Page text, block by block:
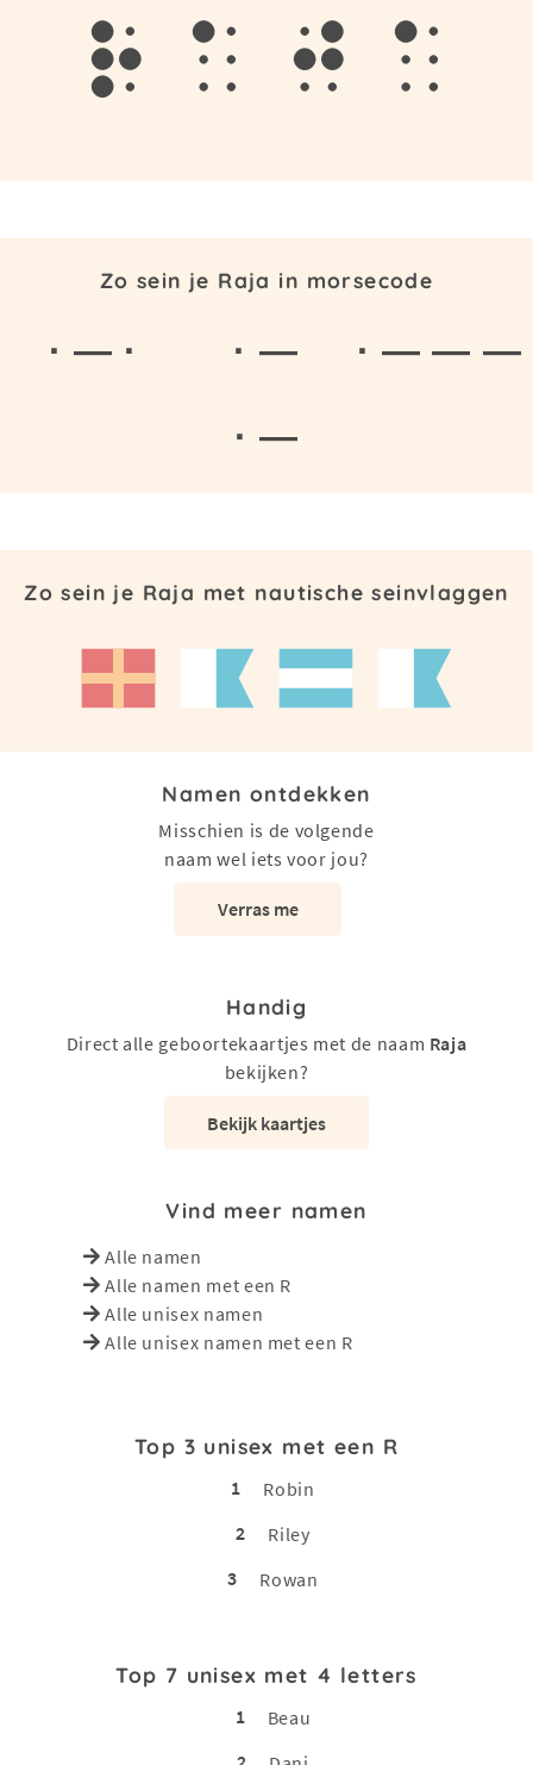
r a j a
Zo sein je Raja in morsecode
· — · · —
· — — —
· —
Zo sein je Raja met nautische seinvlaggen
Namen ontdekken
Misschien is de volgende
naam wel iets voor jou?
Verras me
Handig
Direct alle geboortekaartjes met de naam Raja
bekijken?
Bekijk kaartjes
Vind meer namen
Alle namen
Alle namen met een R
Alle unisex namen
Alle unisex namen met een R
Top 3 unisex met een R
1
Robin
2
Riley
3
Rowan
Top 7 unisex met 4 letters
1
Beau